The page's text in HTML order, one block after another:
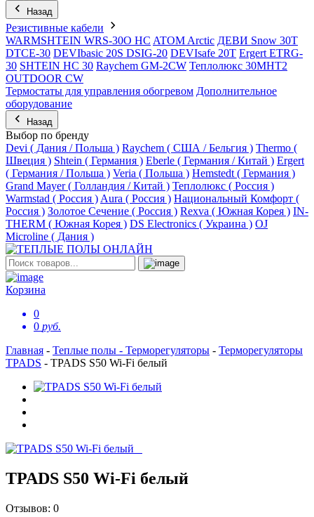
Назад
Резистивные кабели
WARMSHTEIN WRS-30O HC ATOM Arctic ДЕВИ Snow 30T
DTCE-30 DEVIbasic 20S DSIG-20 DEVIsafe 20T Ergert ETRG-
30 SHTEIN HC 30 Raychem GM-2CW Теплолюкс 30МНТ2
OUTDOOR CW
Термостаты для управления обогревом Дополнительное
оборудование
Назад
Выбор по бренду
Devi ( Дания / Польша ) Raychem ( США / Бельгия ) Thermo (
Швеция ) Shtein ( Германия ) Eberle ( Германия / Китай ) Ergert
( Германия / Польша ) Veria ( Польша ) Hemstedt ( Германия )
Grand Mayer ( Голландия / Китай ) Теплолюкс ( Россия )
Warmstad ( Россия ) Aura ( Россия ) Национальный Комфорт (
Россия ) Золотое Сечение ( Россия ) Rexva ( Южная Корея ) IN-
THERM ( Южная Корея ) DS Electronics ( Украина ) OJ
Microline ( Дания )
Корзина
0
0 руб.
Главная - Теплые полы - Терморегуляторы - Терморегуляторы
TPADS - TPADS S50 Wi-Fi белый
TPADS S50 Wi-Fi белый
Отзывов: 0